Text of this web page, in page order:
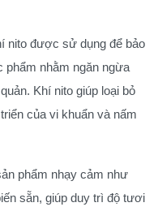
nito được sử dụng để bảo
phẩm nhằm ngăn ngừa
Khí nito giúp loại bỏ
của vi khuẩn và nấm
phẩm nhạy cảm như
sẵn, giúp duy trì độ tươi